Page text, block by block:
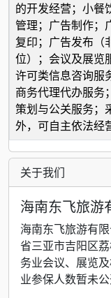
的开发经营；小餐
管理；广告制作；
复印；广告发布（
位）；会议及展览
许可类信息咨询服
商务代理代办服务
策划与公关服务；
外，可自主依法经
关于我们
海南东飞旅游
海南东飞旅游有
省三亚市吉阳区
务业会议、展览
业参保人数暂未公